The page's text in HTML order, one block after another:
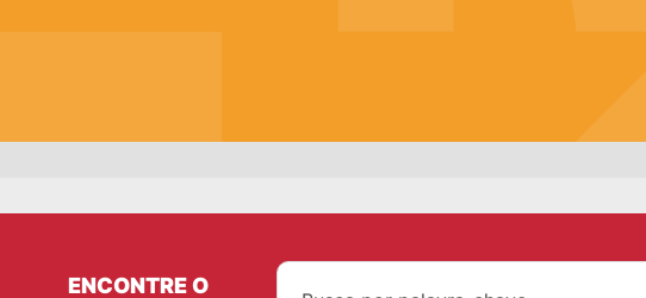
ENCONTRE O